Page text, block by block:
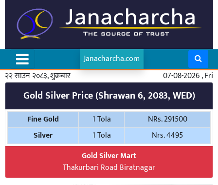
Janacharcha.com
२२ साउन २०८३, शुक्रबार
07-08-2026 , Fri
Gold Silver Price (Shrawan 6, 2083, WED)
Fine Gold 1 Tola
NRs. 291500
Silver
1 Tola
Nrs. 4495
Gold Silver Mart
Thakurbari Road Biratnagar